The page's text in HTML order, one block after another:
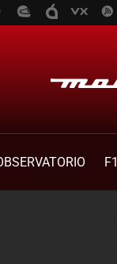
F1